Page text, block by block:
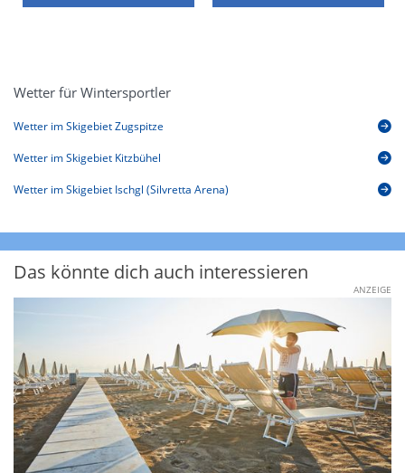
Wetter für Wintersportler
Wetter im Skigebiet Zugspitze
Wetter im Skigebiet Kitzbühel
Wetter im Skigebiet Ischgl (Silvretta Arena)
Das könnte dich auch interessieren
ANZEIGE